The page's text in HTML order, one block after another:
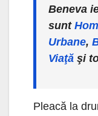
Beneva
sunt
Urbane,
Viaţă şi
Pleacă la